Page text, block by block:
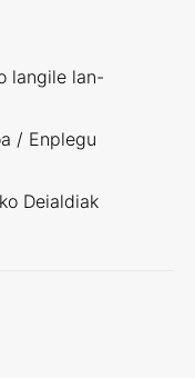
langile lan-
/ Enplegu
Deialdiak